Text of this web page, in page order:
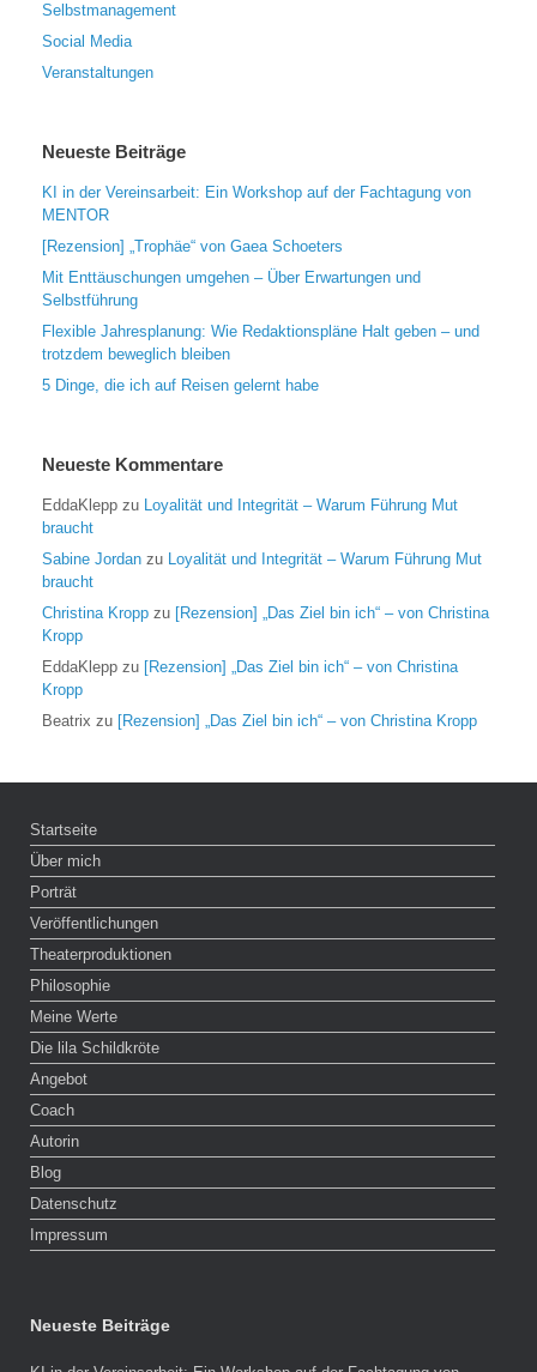
Selbstmanagement
Social Media
Veranstaltungen
Neueste Beiträge
KI in der Vereinsarbeit: Ein Workshop auf der Fachtagung von
MENTOR
[Rezension] „Trophäe“ von Gaea Schoeters
Mit Enttäuschungen umgehen – Über Erwartungen und
Selbstführung
Flexible Jahresplanung: Wie Redaktionspläne Halt geben – und
trotzdem beweglich bleiben
5 Dinge, die ich auf Reisen gelernt habe
Neueste Kommentare
EddaKlepp zu Loyalität und Integrität – Warum Führung Mut
braucht
Sabine Jordan zu Loyalität und Integrität – Warum Führung Mut
braucht
Christina Kropp zu [Rezension] „Das Ziel bin ich“ – von Christina
Kropp
EddaKlepp zu [Rezension] „Das Ziel bin ich“ – von Christina
Kropp
Beatrix zu [Rezension] „Das Ziel bin ich“ – von Christina Kropp
Startseite
Über mich
Porträt
Veröffentlichungen
Theaterproduktionen
Philosophie
Meine Werte
Die lila Schildkröte
Angebot
Coach
Autorin
Blog
Datenschutz
Impressum
Neueste Beiträge